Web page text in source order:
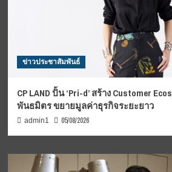
ข่าวประชาสัมพันธ์
CP LAND ปั้น ‘Pri-d’ สร้าง Customer
พันธมิตร ขยายมูลค่าธุรกิจระยะยาว
admin1 05/08/2026